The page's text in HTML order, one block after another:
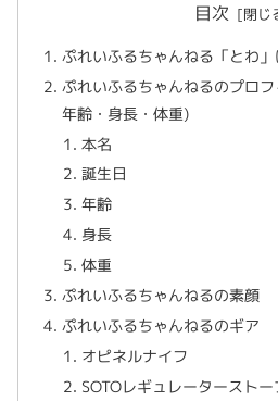
目次
ぷれいふるちゃんねる「とわ
ぷれいふるちゃんねるのプロ
年齢・身長・体重)
本名
誕生日
年齢
身長
体重
ぷれいふるちゃんねるの素顔
ぷれいふるちゃんねるのギア
オピネルナイフ
SOTOレギュレータースト